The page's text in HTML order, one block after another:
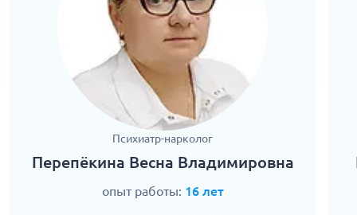
Психиатр-нарколог
Перепёкина Весна Владимировна
опыт работы: 16 лет